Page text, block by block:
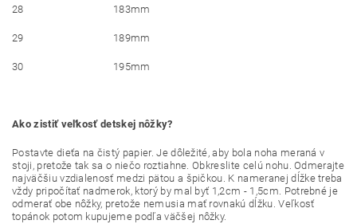
28 183mm
29 189mm
30 195mm
Ako zistiť veľkosť detskej nôžky?
Postavte dieťa na čistý papier. Je dôležité, aby bola noha meraná v
stoji, pretože tak sa o niečo roztiahne. Obkreslite celú nohu. Odmerajte
najväčšiu vzdialenosť medzi pätou a špičkou. K nameranej dĺžke treba
vždy pripočítať nadmerok, ktorý by mal byť 1,2cm - 1,5cm. Potrebné je
odmerať obe nôžky, pretože nemusia mať rovnakú dĺžku. Veľkosť
topánok potom kupujeme podľa väčšej nôžky.